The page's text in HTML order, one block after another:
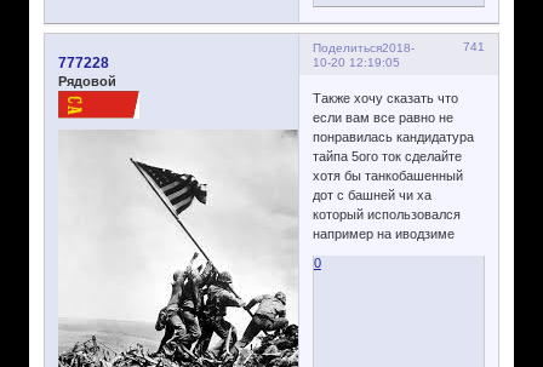
Поделиться 741
2018-
10-20 12:19:05
777228
Рядовой
Также хочу сказать что
если вам все равно не
понравилась кандидатура
тайпа 5ого ток сделайте
хотя бы танкобашенный
дот с башней чи ха
который использовался
например на иводзиме
0